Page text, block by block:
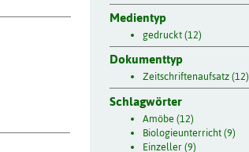
Medientyp
gedruckt (12)
Dokumenttyp
Zeitschriftenaufsatz (12)
Schlagwörter
Amöbe (12)
Biologieunterricht (9)
Einzeller (9)